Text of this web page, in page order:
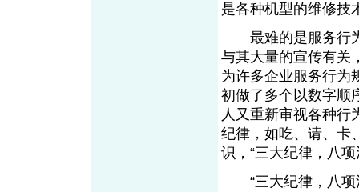
是各种机型的维修技
最难的是服务行为
与其大量的宣传有关
为许多企业服务行为
初做了多个以数字顺
人又重新审视各种行
纪律，如吃、请、卡
识，“三大纪律，八
“三大纪律，八项